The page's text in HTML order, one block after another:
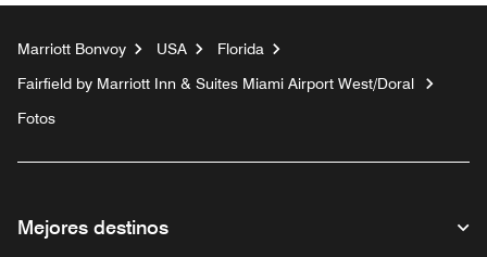
Marriott Bonvoy USA
Florida
Fairfield by Marriott Inn & Suites Miami Airport West/Doral
Fotos
Mejores destinos